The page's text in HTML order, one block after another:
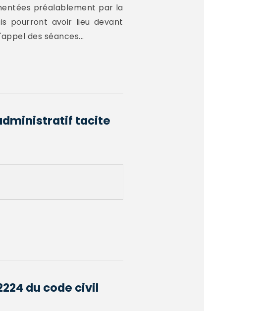
préalablement par la
pourront avoir lieu devant
des séances...
tacite
du code civil